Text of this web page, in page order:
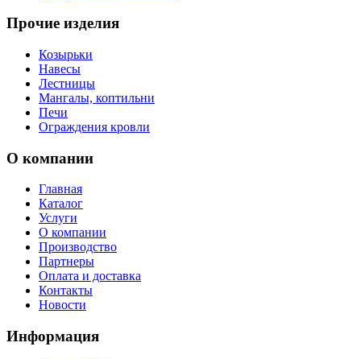
Прочие изделия
Козырьки
Навесы
Лестницы
Мангалы, коптильни
Печи
Ограждения кровли
О компании
Главная
Каталог
Услуги
О компании
Производство
Партнеры
Оплата и доставка
Контакты
Новости
Информация